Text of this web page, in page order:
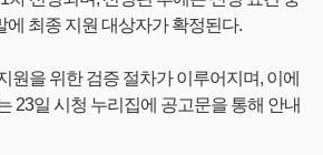
에 최종 지원 대상자가 확정된다.
원을 위한 검증 절차가 이루어지며, 이에
23일 시청 누리집에 공고문을 통해 안내